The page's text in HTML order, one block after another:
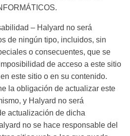
– Halyard no será
de ningún tipo, incluidos, sin
o consecuentes, que se
de acceso a este sitio
este sitio o en su contenido.
la obligación de actualizar este
y Halyard no será
actualización de dicha
no se hace responsable del